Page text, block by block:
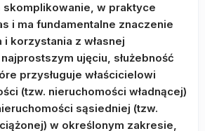
skomplikowanie, w praktyce
i ma fundamentalne znaczenie
korzystania z własnej
ujęciu, służebność
przysługuje właścicielowi
(tzw. nieruchomości władnącej)
sąsiedniej (tzw.
w określonym zakresie,